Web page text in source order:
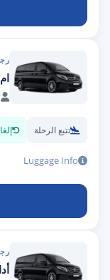
تتبع الرحلة
Luggage Info